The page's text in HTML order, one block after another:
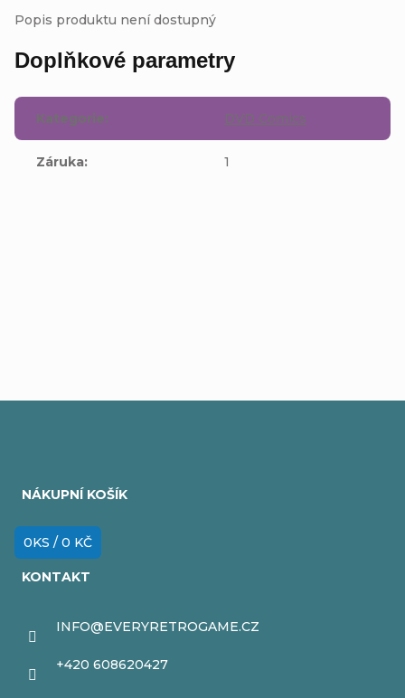
Popis produktu není dostupný
Doplňkové parametry
Kategorie: DVD Comics
Záruka: 1
NÁKUPNÍ KOŠÍK
0KS / 0 KČ
KONTAKT
INFO@EVERYRETROGAME.CZ
+420 608620427